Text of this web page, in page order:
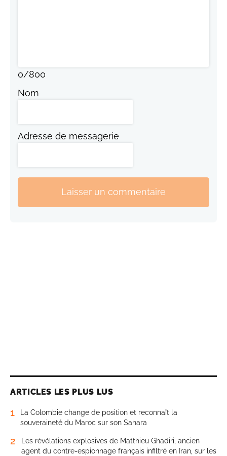
0/800
Nom
Adresse de messagerie
Laisser un commentaire
ARTICLES LES PLUS LUS
1
La Colombie change de position et reconnaît la
souveraineté du Maroc sur son Sahara
2
Les révélations explosives de Matthieu Ghadiri, ancien
agent du contre-espionnage français infiltré en Iran, sur les